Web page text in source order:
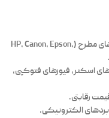
✅ کارتریج‌های اورجینال و سازگار: برای تمام برندهای مطرح (HP، Canon، Epson،
اسکنر، فیوزهای فتوکپی،
رقابتی.
الکترونیکی.